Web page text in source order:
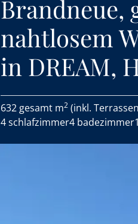
Brandneue,
nahtlosem
in DREAM,
632 gesamt m2 (inkl.
4 schlafzimmer4 badezimmer